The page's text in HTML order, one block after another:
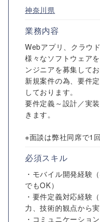
神奈川県
業務内容
Webアプリ、クラウ
様々なソフトウェア
ンジニアを募集してお
新規案件の為、要件
しております。
要件定義～設計／実
きます。
※面談は弊社同席で1
必須スキル
・モバイル開発経験
でもOK）
・要件定義対応経験
力、技術的観点から
・コミュニケーショ